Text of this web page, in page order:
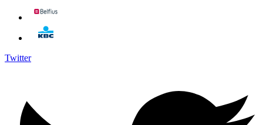
Twitter